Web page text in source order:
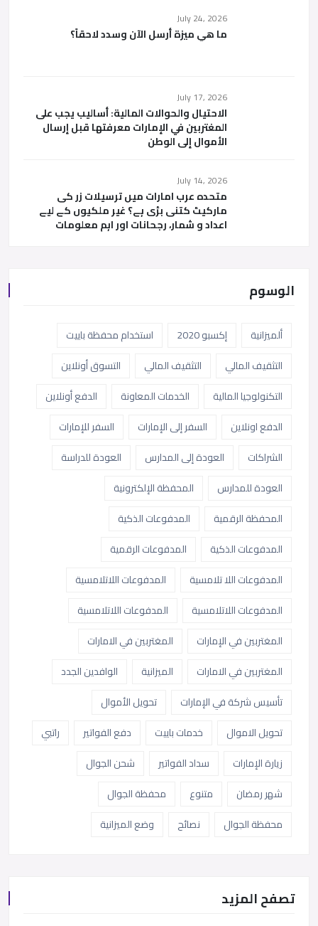
July 24, 2026
ما هي ميزة أرسل الآن وسدد لاحقاً؟
July 17, 2026
الاحتيال والحوالات المالية: أساليب يجب على
المغتربين في الإمارات معرفتها قبل إرسال
الأموال إلى الوطن
July 14, 2026
متحدہ عرب امارات میں ترسیلات زر کی
مارکیٹ کتنی بڑی ہے؟ غیر ملکیوں کے لیے
اعداد و شمار، رجحانات اور اہم معلومات
الوسوم
ألميزانية إكسبو 2020
استخدام محفظة باييت
التثقيف المالي
التثقيف المالي
التسوق أونلاين
التكنولوجيا المالية
الخدمات المعاونة
الدفع أونلاين
الدفع اونلاين
السفر إلى الإمارات
السفر للإمارات
الشراكات
العودة إلى المدارس
العودة للدراسة
العودة للمدارس
المحفظة الإلكترونية
المحفظة الرقمية
المدفوعات الذكية
المدفوعات الذكية
المدفوعات الرقمية
المدفوعات اللا تلامسية
المدفوعات اللاتلامسية
المدفوعات اللاتلامسية
المدفوعات اللاتلامسية
المغتربين في الإمارات
المغتربين في الامارات
المغتربين في الامارات
الميزانية
الوافدين الجدد
تأسيس شركة في الإمارات
تحويل الأموال
تحويل الاموال
خدمات باييت دفع الفواتير
راتبي
زيارة الإمارات
سداد الفواتير
شحن الجوال
شهر رمضان
متنوع
محفظة الجوال
محفظة الجوال
نصائح وضع الميزانية
تصفح المزيد